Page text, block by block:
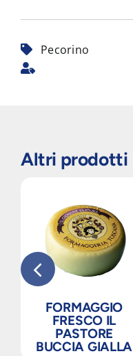
Pecorino
Altri prodotti
FORMAGGIO
FRESCO IL
PASTORE
BUCCIA GIALLA